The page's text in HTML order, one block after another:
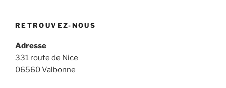
RETROUVEZ-NOUS
Adresse
331 route de Nice
06560 Valbonne